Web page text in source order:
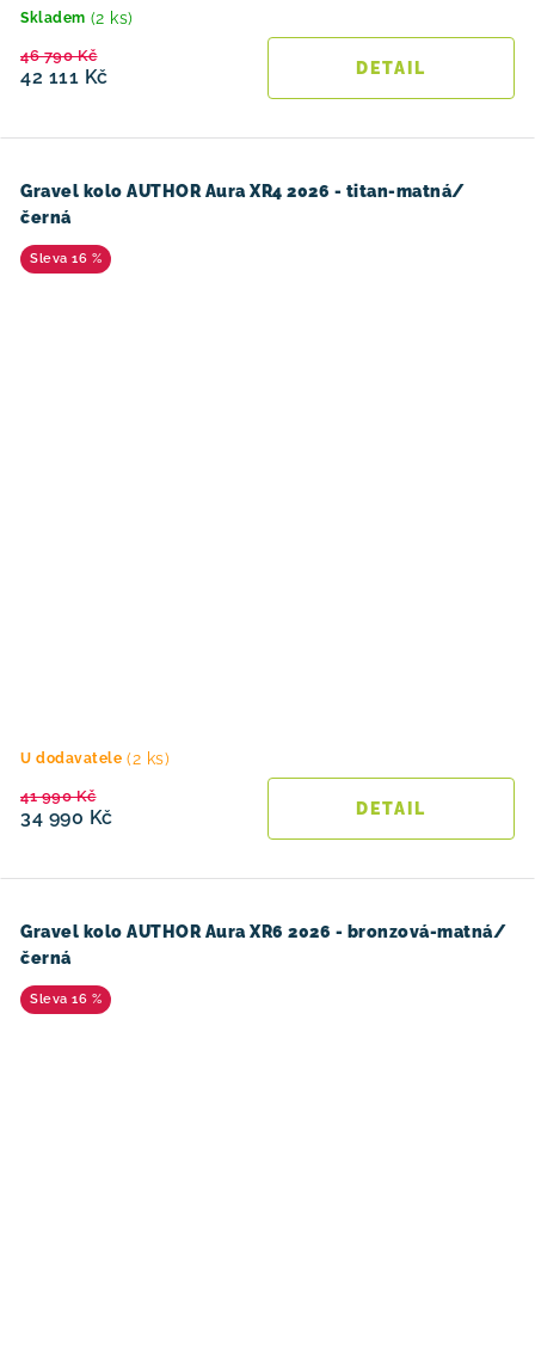
Skladem (2 ks)
42 111 Kč
46 790 Kč
Gravel kolo AUTHOR Aura XR4 2026 - titan-matná/
černá
16 %
U dodavatele (2 ks)
34 990 Kč
41 990 Kč
Gravel kolo AUTHOR Aura XR6 2026 - bronzová-matná/
černá
16 %